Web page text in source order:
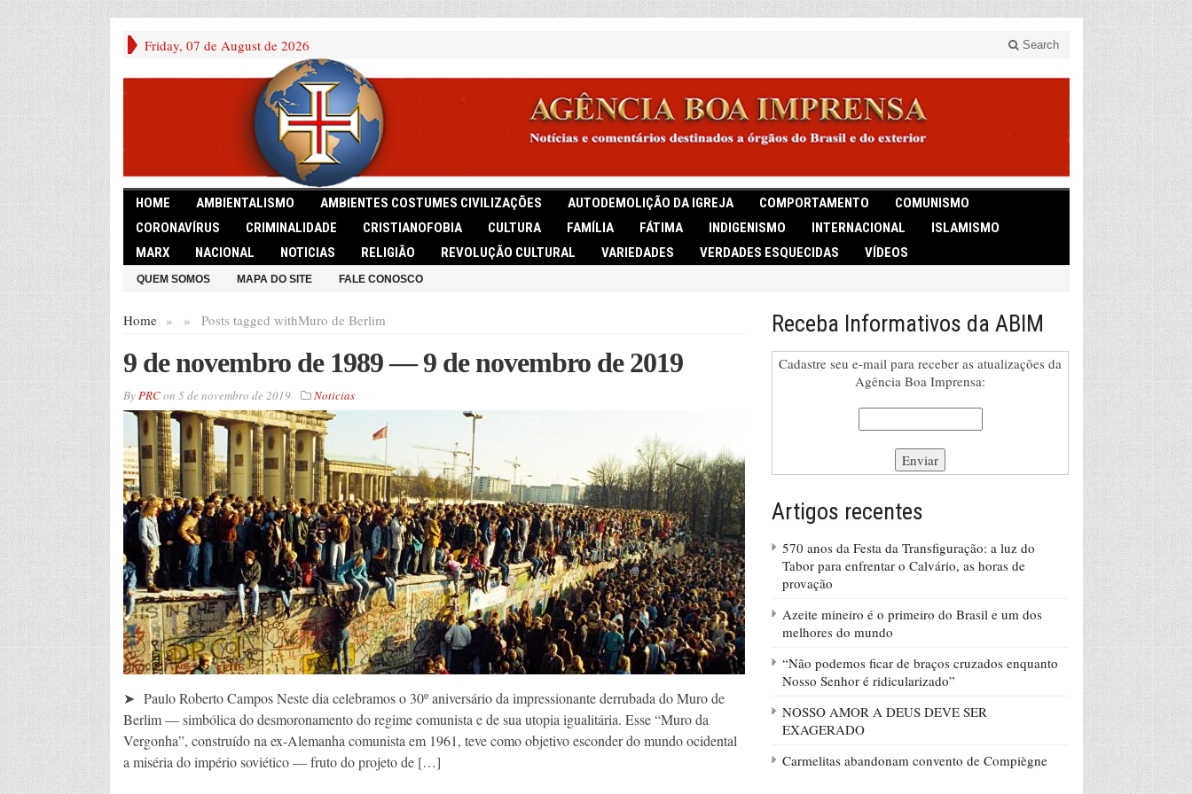
Friday, 07 de August de 2026 Search
HOME AMBIENTALISMO AMBIENTES COSTUMES CIVILIZAÇÕES AUTODEMOLIÇÃO DA IGREJA COMPORTAMENTO
COMUNISMO
CORONAVÍRUS
CRIMINALIDADE CRISTIANOFOBIA CULTURA FAMÍLIA FÁTIMA INDIGENISMO INTERNACIONAL
ISLAMISMO
MARX
NACIONAL NOTICIAS RELIGIÃO REVOLUÇÃO CULTURAL VARIEDADES VERDADES ESQUECIDAS VÍDEOS
QUEM SOMOS MAPA DO SITE FALE CONOSCO
Home » Posts tagged with
» Muro de Berlim
9 de novembro de 1989 — 9 de novembro de 2019
ByPRCon 5 de novembro de 2019 Noticias
➤ Paulo Roberto Campos Neste dia celebramos o 30º aniversário da impressionante derrubada do Muro de
Berlim — simbólica do desmoronamento do regime comunista e de sua utopia igualitária. Esse “Muro da
Vergonha”, construído na ex-Alemanha comunista em 1961, teve como objetivo esconder do mundo ocidental
a miséria do império soviético — fruto do projeto de […]
Receba Informativos da ABIM
Cadastre seu e-mail para receber as atualizações da
Agência Boa Imprensa:
Artigos recentes
570 anos da Festa da Transfiguração: a luz do
Tabor para enfrentar o Calvário, as horas de
provação
Azeite mineiro é o primeiro do Brasil e um dos
melhores do mundo
“Não podemos ficar de braços cruzados enquanto
Nosso Senhor é ridicularizado”
NOSSO AMOR A DEUS DEVE SER
EXAGERADO
Carmelitas abandonam convento de Compiègne